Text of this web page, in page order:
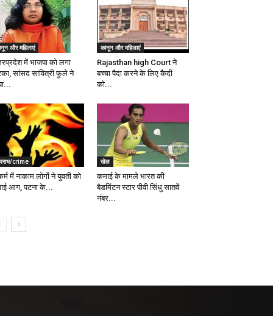
और महिलाएं
में भाजपा को लगा
सांसद सावित्री फुले ने
कानून और महिलाएं
Rajasthan high Court ने
बच्चा पैदा करने के लिए कैदी
को...
crime
में नाकाम लोगों ने युवती को
आग, पटना के...
खेल
कमाई के मामले भारत की
बैडमिंटन स्टार पीवी सिंधु सातवें
नंबर...